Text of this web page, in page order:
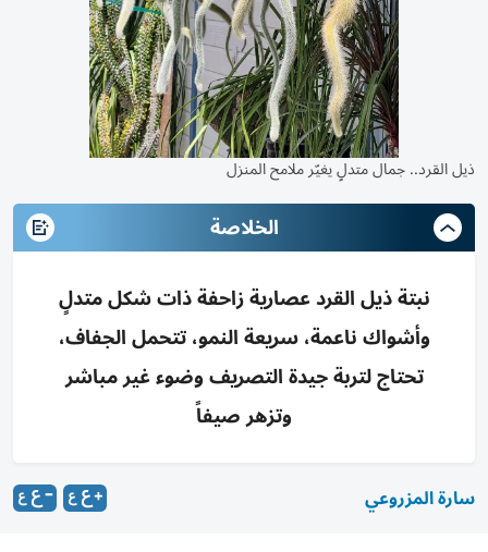
ذيل القرد.. جمال متدلٍ يغيّر ملامح المنزل
الخلاصة
نبتة ذيل القرد عصارية زاحفة ذات شكل متدلٍ
وأشواك ناعمة، سريعة النمو، تتحمل الجفاف،
تحتاج لتربة جيدة التصريف وضوء غير مباشر
وتزهر صيفاً
سارة المزروعي